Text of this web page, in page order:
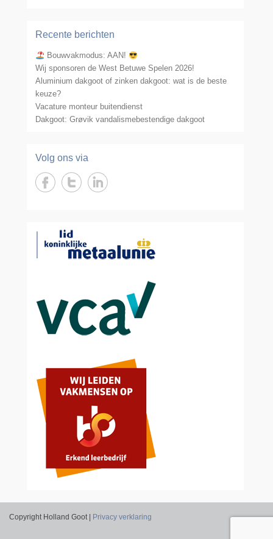
Recente berichten
Bouwvakmodus: AAN!
Wij sponsoren de West Betuwe Spelen 2026!
Aluminium dakgoot of zinken dakgoot: wat is de beste
keuze?
Vacature monteur buitendienst
Dakgoot: Grøvik vandalismebestendige dakgoot
Volg ons via
Copyright Holland Goot | Privacy verklaring